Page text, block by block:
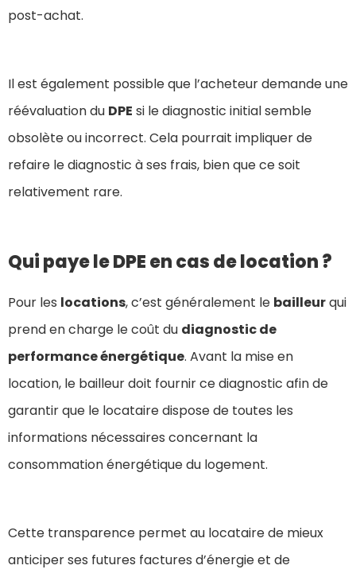
post-achat.
Il est également possible que l’acheteur demande une
réévaluation du DPE si le diagnostic initial semble
obsolète ou incorrect. Cela pourrait impliquer de
refaire le diagnostic à ses frais, bien que ce soit
relativement rare.
Qui paye le DPE en cas de location ?
Pour les locations, c’est généralement le bailleurqui
prend en charge le coût du diagnostic de
performance énergétique. Avant la mise en
location, le bailleur doit fournir ce diagnostic afin de
garantir que le locataire dispose de toutes les
informations nécessaires concernant la
consommation énergétique du logement.
Cette transparence permet au locataire de mieux
anticiper ses futures factures d’énergie et de